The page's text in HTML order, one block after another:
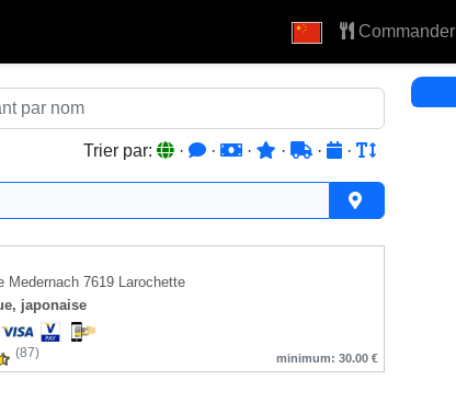
Commander
Trier par: · · · · · ·
Medernach 7619 Larochette
japonaise
(87) minimum: 30.00 €